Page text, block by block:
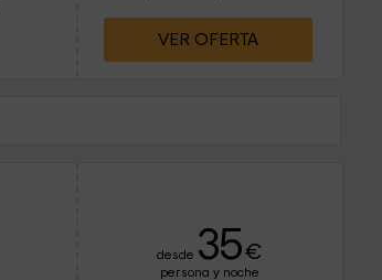
VER OFERTA
desde 35€
persona y noche